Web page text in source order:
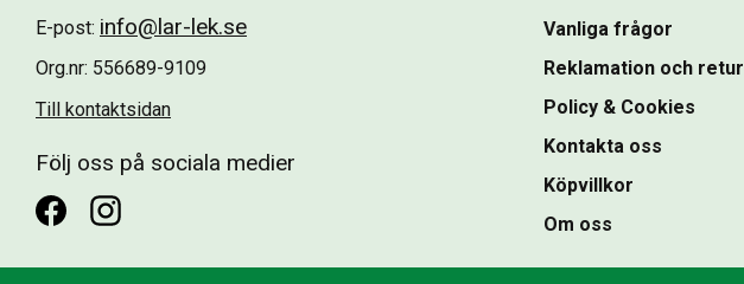
E-post: info@lar-lek.se
Org.nr: 556689-9109
Till kontaktsidan
Följ oss på sociala medier
Vanliga frågor
Reklamation och retur
Policy & Cookies
Kontakta oss
Köpvillkor
Om oss